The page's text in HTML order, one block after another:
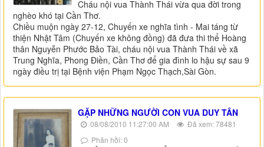
Cháu nội vua Thành Thái vừa qua đời trong
nghèo khó tại Cần Thơ.
Chiều muộn ngày 27-12, Chuyến xe nghĩa tình - Mai táng từ
thiện Nhật Tâm (Chuyến xe không đồng) đã đưa thi thể Hoàng
thân Nguyễn Phước Bảo Tài, cháu nội vua Thành Thái về xã
Trung Nghĩa, Phong Điền, Cần Thơ để gia đình lo hậu sự sau 9
ngày điều trị tại Bệnh viện Phạm Ngọc Thạch,Sài Gòn.
GẶP NHỮNG NGƯỜI CON VUA DUY TÂN
08/08/2010 11:27:00 AM
Đã xem: 78481
Phản hồi: 0